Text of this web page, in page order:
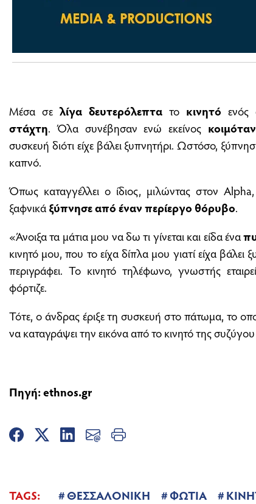
Μέσα σελίγα δευτερόλεπτα το κινητό
στάχτη. Όλα συνέβησαν ενώ εκείνος κοιμόταν
συσκευή διότι είχε βάλει ξυπνητήρι. Ωστόσο,
καπνό.
Όπως καταγγέλλει ο ίδιος, μιλώντας στον
ξαφνικάξύπνησε από έναν περίεργο θόρυβο.
«Άνοιξα τα μάτια μου να δω τι γίνεται και είδα ένα
κινητό μου, που το είχα δίπλα μου γιατί είχα
περιγράφει. Το κινητό τηλέφωνο, γνωστής
φόρτιζε.
Τότε, ο άνδρας έριξε τη συσκευή στο πάτωμα, το
να καταγράψει την εικόνα από το κινητό της
Πηγή: ethnos.gr
TAGS: ΘΕΣΣΑΛΟΝΙΚΗ ΦΩΤΙΑ